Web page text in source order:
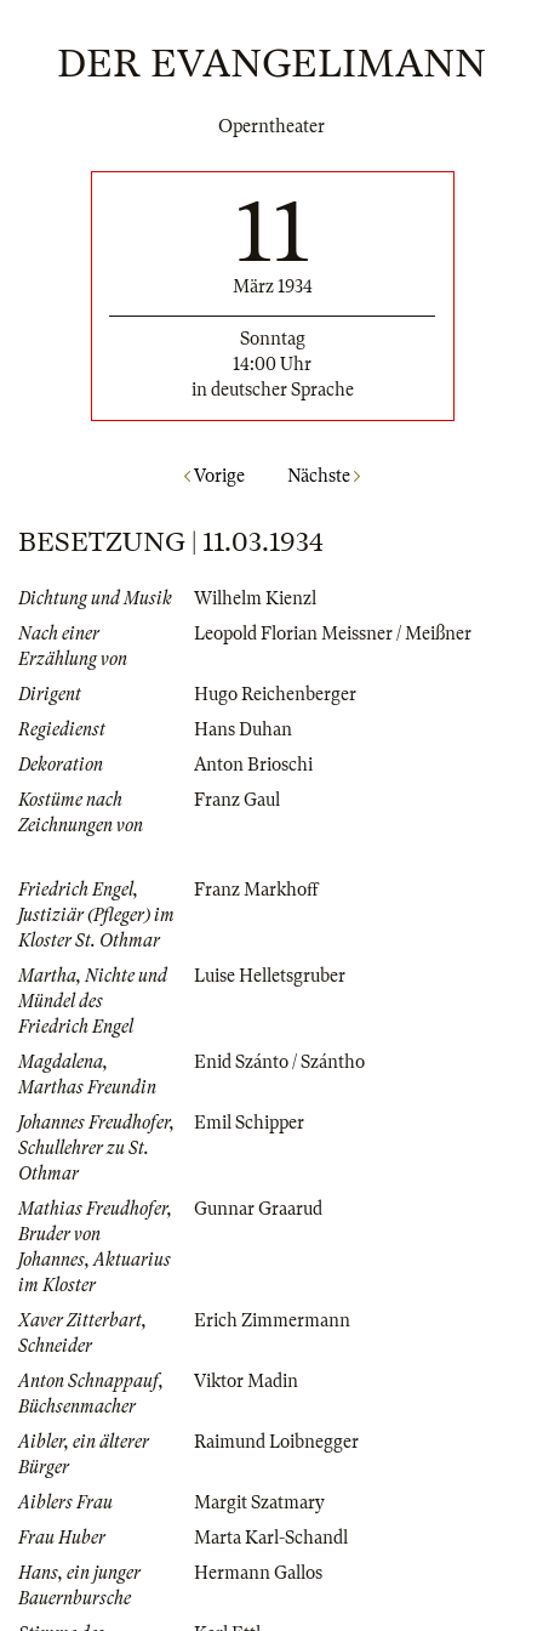
DER EVANGELIMANN
Operntheater
11
März 1934
Sonntag
14:00 Uhr
in deutscher Sprache
Vorige Nächste
BESETZUNG | 11.03.1934
Dichtung und Musik
Wilhelm Kienzl
Nach einer
Erzählung von
Leopold Florian Meissner / Meißner
Dirigent
Hugo Reichenberger
Regiedienst
Hans Duhan
Dekoration
Anton Brioschi
Kostüme nach
Zeichnungen von
Franz Gaul
Friedrich Engel,
Justiziär (Pfleger) im
Kloster St. Othmar
Franz Markhoff
Martha, Nichte und
Mündel des
Friedrich Engel
Luise Helletsgruber
Magdalena,
Marthas Freundin
Enid Szánto / Szántho
Johannes Freudhofer,
Schullehrer zu St.
Othmar
Emil Schipper
Mathias Freudhofer,
Bruder von
Johannes, Aktuarius
im Kloster
Gunnar Graarud
Xaver Zitterbart,
Schneider
Erich Zimmermann
Anton Schnappauf,
Büchsenmacher
Viktor Madin
Aibler, ein älterer
Bürger
Raimund Loibnegger
Aiblers Frau
Margit Szatmary
Frau Huber
Marta Karl-Schandl
Hans, ein junger
Bauernbursche
Hermann Gallos